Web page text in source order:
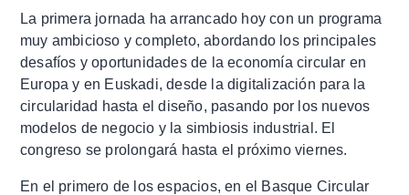
La primera jornada ha arrancado hoy con un programa
muy ambicioso y completo, abordando los principales
desafíos y oportunidades de la economía circular en
Europa y en Euskadi, desde la digitalización para la
circularidad hasta el diseño, pasando por los nuevos
modelos de negocio y la simbiosis industrial. El
congreso se prolongará hasta el próximo viernes.
En el primero de los espacios, en el Basque Circular